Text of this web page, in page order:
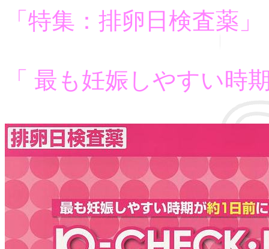
「特集：排卵日検査薬」
「 最も妊娠しやすい時